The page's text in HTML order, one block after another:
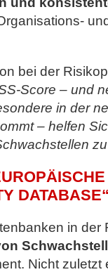
bei der
Score – und
in der
– helfen
in der
Nicht zuletzt